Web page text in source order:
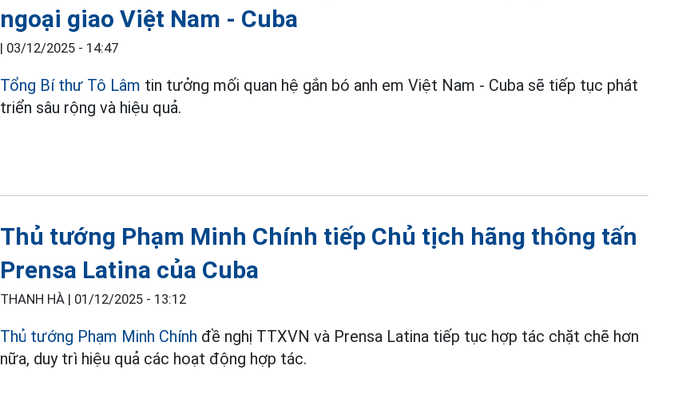
ngoại giao Việt Nam - Cuba
| 03/12/2025 - 14:47
Tổng Bí thư Tô Lâm tin tưởng mối quan hệ gắn bó anh em Việt Nam - Cuba sẽ tiếp tục phát
triển sâu rộng và hiệu quả.
Thủ tướng Phạm Minh Chính tiếp Chủ tịch hãng thông tấn
Prensa Latina của Cuba
THANH HÀ | 01/12/2025 - 13:12
Thủ tướng Phạm Minh Chính đề nghị TTXVN và Prensa Latina tiếp tục hợp tác chặt chẽ hơn
nữa, duy trì hiệu quả các hoạt động hợp tác.